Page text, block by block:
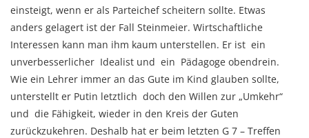
einsteigt, wenn er als Parteichef scheitern sollte. Etwas
anders gelagert ist der Fall Steinmeier. Wirtschaftliche
Interessen kann man ihm kaum unterstellen. Er ist ein
unverbesserlicher Idealist und ein Pädagoge obendrein.
Wie ein Lehrer immer an das Gute im Kind glauben sollte,
unterstellt er Putin letztlich doch den Willen zur „Umkehr“
und die Fähigkeit, wieder in den Kreis der Guten
zurückzukehren. Deshalb hat er beim letzten G 7 – Treffen